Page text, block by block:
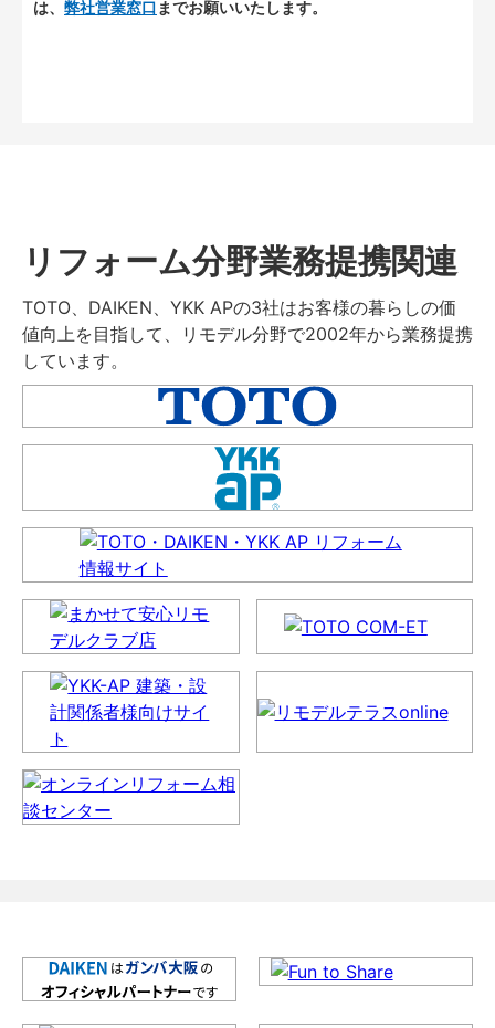
は、 弊社営業窓口 までお願いいたします。
リフォーム分野業務提携関連
TOTO、DAIKEN、YKK APの3社はお客様の暮らしの価
値向上を目指して、リモデル分野で2002年から業務提携
しています。